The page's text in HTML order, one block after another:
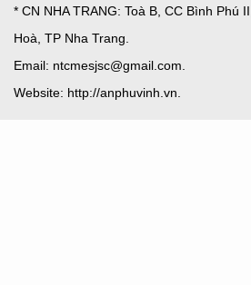
* CN NHA TRANG: Toà B, CC Bình Phú
Hoà, TP Nha Trang.
Email: ntcmesjsc@gmail.com.
Website: http://anphuvinh.vn.